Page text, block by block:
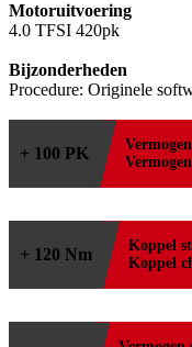
Motoruitvoering
4.0 TFSI 420pk
Bijzonderheden
Procedure: Originele
+ 100 PK
+ 120 Nm Koppel
Koppel